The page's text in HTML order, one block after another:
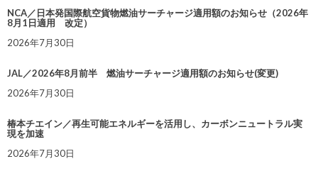
NCA／日本発国際航空貨物燃油サーチャージ適用額のお知らせ（2026年
8月1日適用 改定）
2026年7月30日
JAL／2026年8月前半 燃油サーチャージ適用額のお知らせ(変更)
2026年7月30日
椿本チエイン／再生可能エネルギーを活用し、カーボンニュートラル実
現を加速
2026年7月30日